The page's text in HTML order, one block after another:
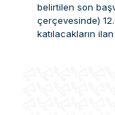
belirtilen son
çerçevesinde)
katılacakların ilan